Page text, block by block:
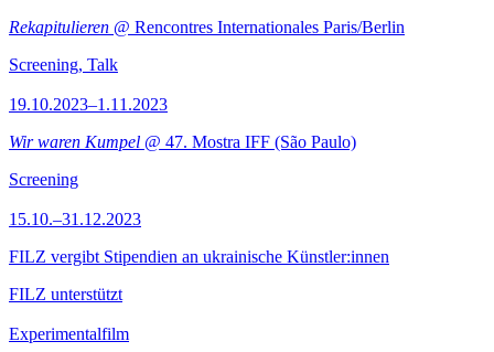
Rekapitulieren @ Rencontres Internationales Paris/Berlin
Screening, Talk
19.10.2023–1.11.2023
Wir waren Kumpel @ 47. Mostra IFF (São Paulo)
Screening
15.10.–31.12.2023
FILZ vergibt Stipendien an ukrainische Künstler:innen
FILZ unterstützt
Experimentalfilm